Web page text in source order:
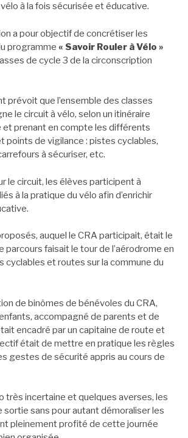
à la fois sécurisée et éducative.
a pour objectif de concrétiser les
programme « Savoir Rouler à Vélo »
de cycle 3 de la circonscription
prévoit que l’ensemble des classes
le circuit à vélo, selon un itinéraire
et prenant en compte les différents
points de vigilance : pistes cyclables,
à sécuriser, etc.
le circuit, les élèves participent à
à la pratique du vélo afin d’enrichir
auquel le CRA participait, était le
parcours faisait le tour de l’aérodrome en
cyclables et routes sur la commune du
de binômes de bénévoles du CRA,
accompagné de parents et de
encadré par un capitaine de route et
était de mettre en pratique les règles
gestes de sécurité appris au cours de
très incertaine et quelques averses, les
sortie sans pour autant démoraliser les
pleinement profité de cette journée